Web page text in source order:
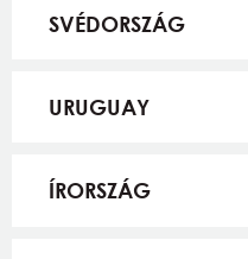
SVÉDORSZÁG
URUGUAY
ÍRORSZÁG